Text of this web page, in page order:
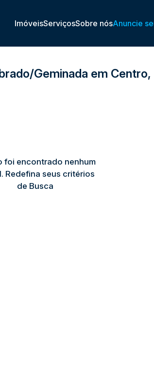
Anuncie
Sobre nós
Serviços
Imóveis
Geminada em Centro,
foi encontrado nenhum
Redefina seus critérios
de Busca